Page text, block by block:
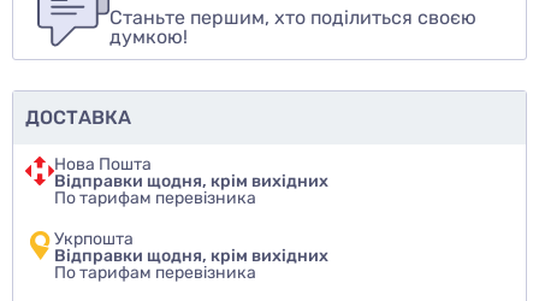
Оцінити товар
Станьте першим, хто поділиться своєю
думкою!
ДОСТАВКА
Нова Пошта
Відправки щодня, крім вихідних
По тарифам перевізника
Укрпошта
Відправки щодня, крім вихідних
По тарифам перевізника